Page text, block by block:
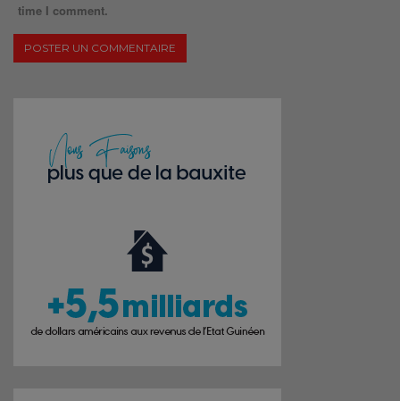
time I comment.